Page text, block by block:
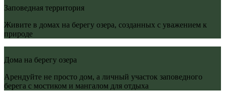
Заповедная территория
Живите в домах на берегу озера, созданных с уважением к
природе
Дома на берегу озера
Арендуйте не просто дом, а личный участок заповедного
берега с мостиком и мангалом для отдыха